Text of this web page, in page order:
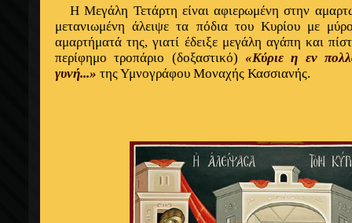
Η Μεγάλη Τετάρτη είναι αφιερωμένη στην
μετανιωμένη άλειψε τα πόδια του Κυρίου με
αμαρτήματά της, γιατί έδειξε μεγάλη αγάπη και
περίφημο τροπάριο (δοξαστικό)«Κύριε η εν
γυνή...» της Υμνογράφου Μοναχής Κασσιανής.